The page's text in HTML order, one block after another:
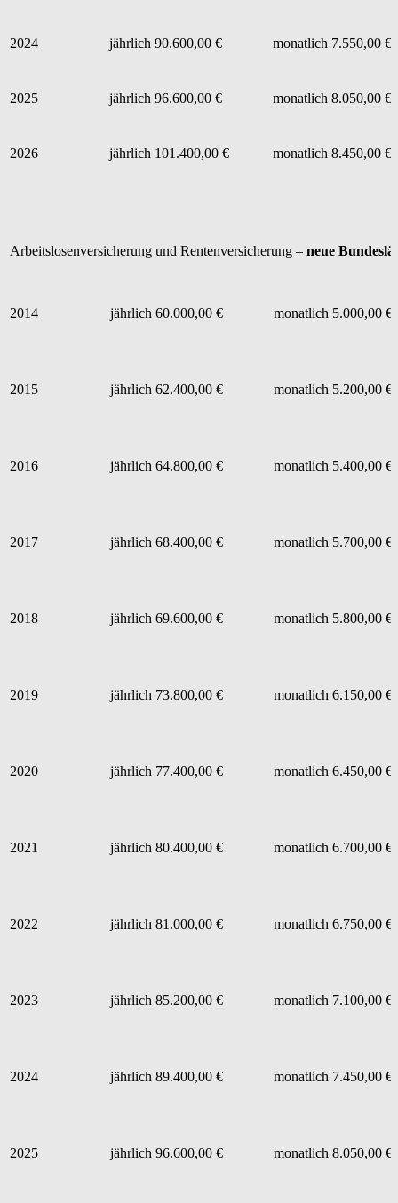
2024 jährlich 90.600,00 € monatlich 7.550,00 €
2025 jährlich 96.600,00 € monatlich 8.050,00 €
2026 jährlich 101.400,00 € monatlich 8.450,00 €
Arbeitslosenversicherung und Rentenversicherung – neue
2014 jährlich 60.000,00 € monatlich 5.000,00 €
2015 jährlich 62.400,00 € monatlich 5.200,00 €
2016 jährlich 64.800,00 € monatlich 5.400,00 €
2017 jährlich 68.400,00 € monatlich 5.700,00 €
2018 jährlich 69.600,00 € monatlich 5.800,00 €
2019 jährlich 73.800,00 € monatlich 6.150,00 €
2020 jährlich 77.400,00 € monatlich 6.450,00 €
2021 jährlich 80.400,00 € monatlich 6.700,00 €
2022 jährlich 81.000,00 € monatlich 6.750,00 €
2023 jährlich 85.200,00 € monatlich 7.100,00 €
2024 jährlich 89.400,00 € monatlich 7.450,00 €
2025 jährlich 96.600,00 € monatlich 8.050,00 €